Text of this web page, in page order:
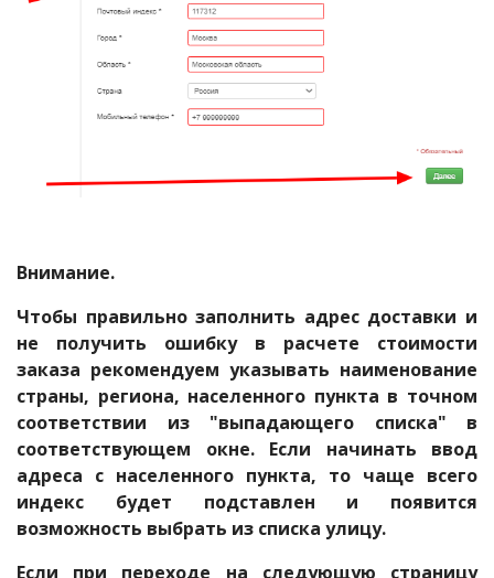
Внимание.
Чтобы правильно заполнить адрес доставки и
не получить ошибку в расчете стоимости
заказа рекомендуем указывать наименование
страны, региона, населенного пункта в точном
соответствии из "выпадающего списка" в
соответствующем окне. Если начинать ввод
адреса с населенного пункта, то чаще всего
индекс будет подставлен и появится
возможность выбрать из списка улицу.
Если при переходе на следующую страницу